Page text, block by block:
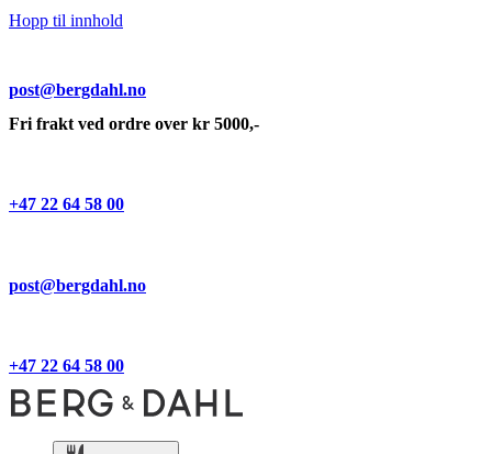
Hopp til innhold
post@bergdahl.no
Fri frakt ved ordre over kr 5000,-
+47 22 64 58 00
post@bergdahl.no
+47 22 64 58 00